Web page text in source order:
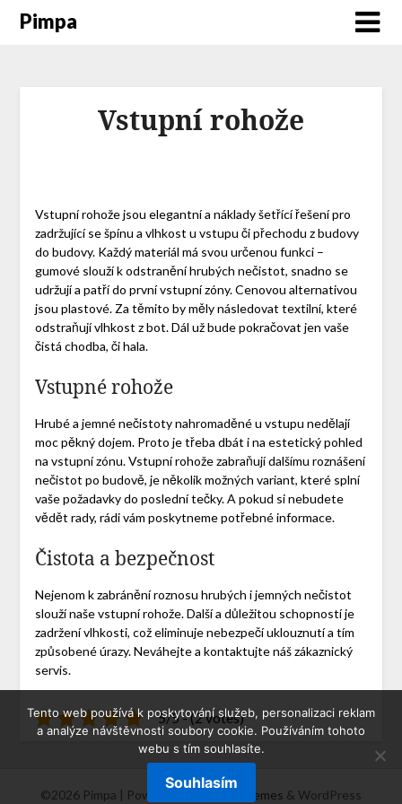
Pimpa
Vstupní rohože
Vstupní rohože jsou elegantní a náklady šetřící řešení pro
zadržující se špínu a vlhkost u vstupu či přechodu z budovy
do budovy. Každý materiál má svou určenou funkci –
gumové slouží k odstranění hrubých nečistot, snadno se
udržují a patří do první vstupní zóny. Cenovou alternativou
jsou plastové. Za těmito by měly následovat textilní, které
odstraňují vlhkost z bot. Dál už bude pokračovat jen vaše
čistá chodba, či hala.
Vstupné rohože
Hrubé a jemné nečistoty nahromaděné u vstupu nedělají
moc pěkný dojem. Proto je třeba dbát i na estetický pohled
na vstupní zónu.Vstupní rohožezabraňují dalšímu roznášení
nečistot po budově, je několik možných variant, které splní
vaše požadavky do poslední tečky. A pokud si nebudete
vědět rady, rádi vám poskytneme potřebné informace.
Čistota a bezpečnost
Nejenom k zabránění roznosu hrubých i jemných nečistot
slouží naše vstupní rohože. Další a důležitou schopností je
zadržení vlhkosti, což eliminuje nebezpečí uklouznutí a tím
způsobené úrazy. Neváhejte a kontaktujte náš zákaznický
servis.
5/5 - (2 votes)
©2026 Pimpa | Powered by SuperbThemes & WordPress
Tento web používá k poskytování služeb, personalizaci reklam
a analýze návštěvnosti soubory cookie. Používáním tohoto
webu s tím souhlasíte.
Souhlasím